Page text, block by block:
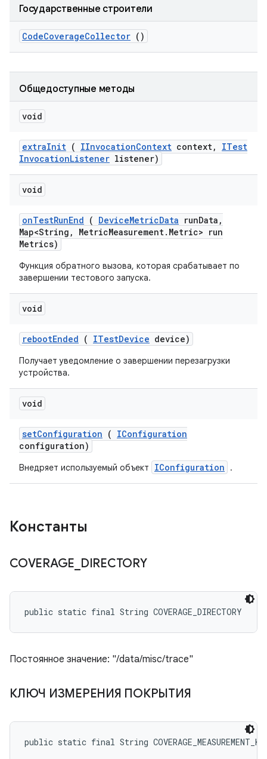
Государственные строители
CodeCoverageCollector ()
Общедоступные методы
void
extraInit ( IInvocationContext context,
ITest
InvocationListener listener)
void
onTestRunEnd ( DeviceMetricData runData ,
Map<String , MetricMeasurement. Metric> run
Metrics)
Функция обратного вызова, которая срабатывает по
завершении тестового запуска.
void
rebootEnded ( ITestDevice device)
Получает уведомление о завершении перезагрузки
устройства.
void
setConfiguration ( IConfiguration
configuration)
Внедряет используемый объект IConfiguration .
Константы
COVERAGE DIRECTORY
public static final String COVERAGE_DIRECTORY
Постоянное значение: "/data/misc/trace"
КЛЮЧ ИЗМЕРЕНИЯ ПОКРЫТИЯ
public static final String